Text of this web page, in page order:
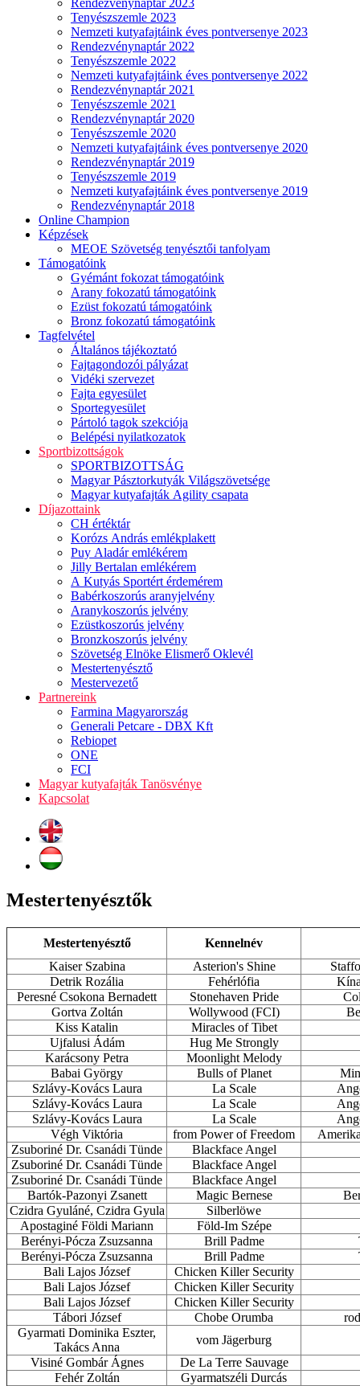
Rendezvénynaptár 2023
Tenyészszemle 2023
Nemzeti kutyafajtáink éves pontversenye 2023
Rendezvénynaptár 2022
Tenyészszemle 2022
Nemzeti kutyafajtáink éves pontversenye 2022
Rendezvénynaptár 2021
Tenyészszemle 2021
Rendezvénynaptár 2020
Tenyészszemle 2020
Nemzeti kutyafajtáink éves pontversenye 2020
Rendezvénynaptár 2019
Tenyészszemle 2019
Nemzeti kutyafajtáink éves pontversenye 2019
Rendezvénynaptár 2018
Online Champion
Képzések
MEOE Szövetség tenyésztői tanfolyam
Támogatóink
Gyémánt fokozat támogatóink
Arany fokozatú támogatóink
Ezüst fokozatú támogatóink
Bronz fokozatú támogatóink
Tagfelvétel
Általános tájékoztató
Fajtagondozói pályázat
Vidéki szervezet
Fajta egyesület
Sportegyesület
Pártoló tagok szekciója
Belépési nyilatkozatok
Sportbizottságok
SPORTBIZOTTSÁG
Magyar Pásztorkutyák Világszövetsége
Magyar kutyafajták Agility csapata
Díjazottaink
CH értéktár
Korózs András emlékplakett
Puy Aladár emlékérem
Jilly Bertalan emlékérem
A Kutyás Sportért érdemérem
Babérkoszorús aranyjelvény
Aranykoszorús jelvény
Ezüstkoszorús jelvény
Bronzkoszorús jelvény
Szövetség Elnöke Elismerő Oklevél
Mestertenyésztő
Mestervezető
Partnereink
Farmina Magyarország
Generali Petcare - DBX Kft
Rebiopet
ONE
FCI
Magyar kutyafajták Tanösvénye
Kapcsolat
Mestertenyésztők
Mestertenyésztő
Kennelnév
Kaiser Szabina
Asterion's Shine
Detrik Rozália
Fehérlófia
Peresné Csokona Bernadett
Stonehaven Pride
Gortva Zoltán
Wollywood (FCI)
Kiss Katalin
Miracles of Tibet
Ujfalusi Ádám
Hug Me Strongly
Karácsony Petra
Moonlight Melody
Babai György
Bulls of Planet
Szlávy-Kovács Laura
La Scale
Szlávy-Kovács Laura
La Scale
Szlávy-Kovács Laura
La Scale
Végh Viktória
from Power of Freedom
Zsuboriné Dr. Csanádi Tünde
Blackface Angel
Zsuboriné Dr. Csanádi Tünde
Blackface Angel
Zsuboriné Dr. Csanádi Tünde
Blackface Angel
Bartók-Pazonyi Zsanett
Magic Bernese
Czidra Gyuláné, Czidra Gyula
Silberlöwe
Apostaginé Földi Mariann
Föld-Im Szépe
Berényi-Pócza Zsuzsanna
Brill Padme
Berényi-Pócza Zsuzsanna
Brill Padme
Bali Lajos József
Chicken Killer Security
Bali Lajos József
Chicken Killer Security
Bali Lajos József
Chicken Killer Security
Tábori József
Chobe Orumba
Gyarmati Dominika Eszter,
Takács Anna
vom Jägerburg
Visiné Gombár Ágnes
De La Terre Sauvage
Fehér Zoltán
Gyarmatszéli Durcás